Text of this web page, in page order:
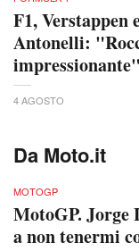
F1, Verstappen
Antonelli:
impressionante"
4 AGOSTO
Da Moto.it
MOTOGP
MotoGP. Jorge
a non tenermi